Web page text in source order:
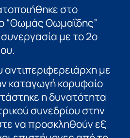
στο
“Θωμάς Θωμαΐδης”
με το 2ο
αντιπεριφερειάρχη με
καταγωγή κορυφαίο
η δυνατότητα
συνεδρίου στην
να προσκληθούν εξ